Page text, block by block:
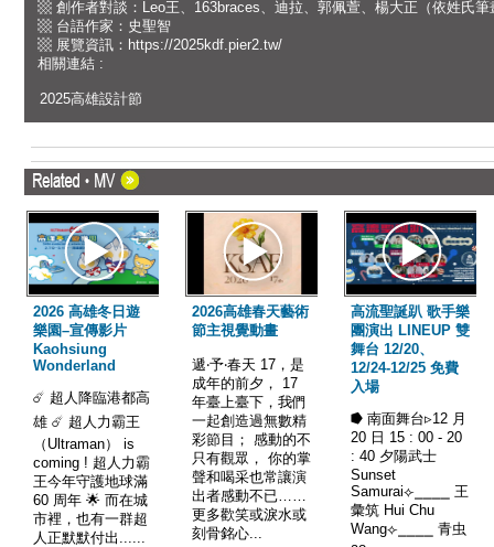
▩ 創作者對談：Leo王、163braces、迪拉、郭佩萱、楊大正（依姓氏筆
▩ 台語作家：史聖智
▩ 展覽資訊：https://2025kdf.pier2.tw/
相關連結 :
2025高雄設計節
2026 高雄冬日遊
樂園–宣傳影片
Kaohsiung
Wonderland
☄️ 超人降臨港都高
雄 ☄️ 超人力霸王
（Ultraman） is
coming ! 超人力霸
王今年守護地球滿
60 周年 🌟 而在城
市裡，也有一群超
人正默默付出......
2026高雄春天藝術
節主視覺動畫
遞‧予‧春天 17，是
成年的前夕， 17
年臺上臺下，我們
一起創造過無數精
彩節目； 感動的不
只有觀眾， 你的掌
聲和喝采也常讓演
出者感動不已……
更多歡笑或淚水或
刻骨銘心...
高流聖誕趴 歌手樂
團演出 LINEUP 雙
舞台 12/20、
12/24-12/25 免費
入場
⭓ 南面舞台▹12 月
20 日 15 : 00 - 20
: 40 夕陽武士
Sunset
Samurai⟣⎯⎯⎯⎯ 王
彙筑 Hui Chu
Wang⟣⎯⎯⎯⎯ 青虫